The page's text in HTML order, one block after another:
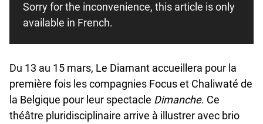
Sorry for the inconvenience, this article is only
available in French.
Du 13 au 15 mars, Le Diamant accueillera pour la
première fois les compagnies Focus et Chaliwaté de
la Belgique pour leur spectacle Dimanche. Ce
théâtre pluridisciplinaire arrive à illustrer avec brio